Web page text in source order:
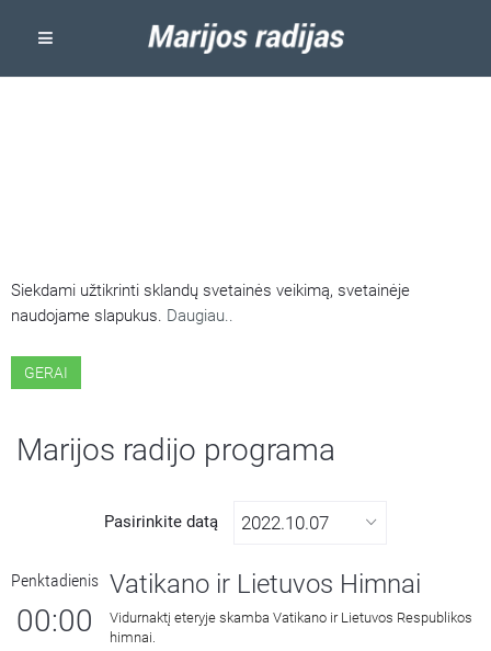
Siekdami užtikrinti sklandų svetainės veikimą, svetainėje
naudojame slapukus. Daugiau..
GERAI
Marijos radijo programa
Pasirinkite datą
Penktadienis
00:00
Vatikano ir Lietuvos Himnai
Vidurnaktį eteryje skamba Vatikano ir Lietuvos Respublikos
himnai.